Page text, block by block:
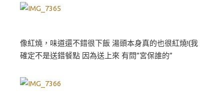
像紅燒，味道還不錯很下飯 湯頭本身真的也很紅燒!(我
確定不是送錯餐點 因為送上來 有問”宮保誰的”